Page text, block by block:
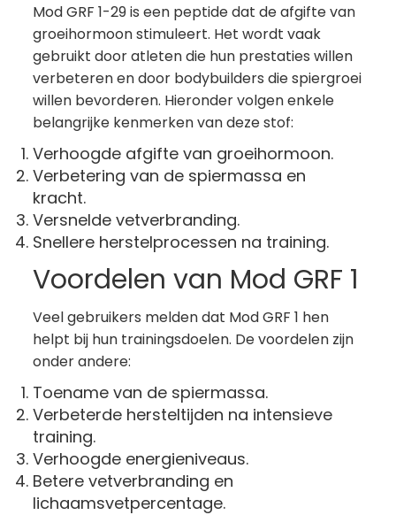
Mod GRF 1-29 is een peptide dat de afgifte van
groeihormoon stimuleert. Het wordt vaak
gebruikt door atleten die hun prestaties willen
verbeteren en door bodybuilders die spiergroei
willen bevorderen. Hieronder volgen enkele
belangrijke kenmerken van deze stof:
Verhoogde afgifte van groeihormoon.
Verbetering van de spiermassa en
kracht.
Versnelde vetverbranding.
Snellere herstelprocessen na training.
Voordelen van Mod GRF 1
Veel gebruikers melden dat Mod GRF 1 hen
helpt bij hun trainingsdoelen. De voordelen zijn
onder andere:
Toename van de spiermassa.
Verbeterde hersteltijden na intensieve
training.
Verhoogde energieniveaus.
Betere vetverbranding en
lichaamsvetpercentage.